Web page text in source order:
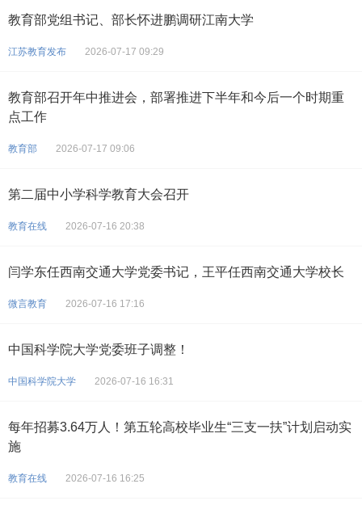
教育部党组书记、部长怀进鹏调研江南大学
江苏教育发布 2026-07-17 09:29
教育部召开年中推进会，部署推进下半年和今后一个时期重
点工作
教育部 2026-07-17 09:06
第二届中小学科学教育大会召开
教育在线 2026-07-16 20:38
闫学东任西南交通大学党委书记，王平任西南交通大学校长
微言教育 2026-07-16 17:16
中国科学院大学党委班子调整！
中国科学院大学 2026-07-16 16:31
每年招募3.64万人！第五轮高校毕业生“三支一扶”计划启动实
施
教育在线 2026-07-16 16:25